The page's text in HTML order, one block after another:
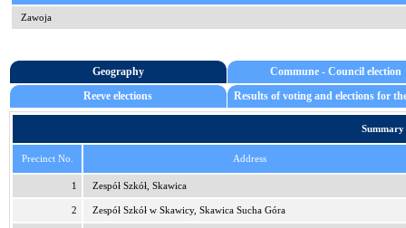
Zawoja
Geography
Commune - Council election
Reeve elections
Results of voting and elections for
Precinct No. Address
1 Zespół Szkół, Skawica
2 Zespół Szkół w Skawicy, Skawica Sucha Góra